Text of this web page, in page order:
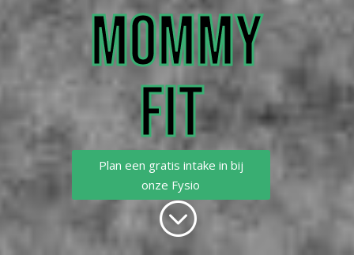
MOMMY
FIT
Plan een gratis intake in bij
onze Fysio
;